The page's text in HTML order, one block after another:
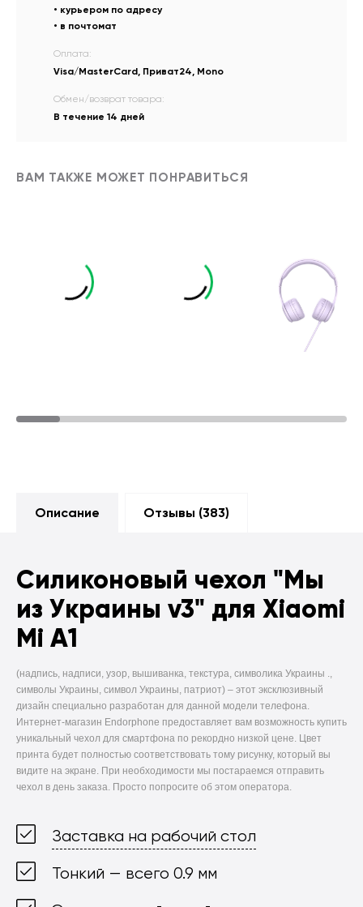
• курьером по адресу
• в почтомат
Оплата:
Visa/MasterCard, Приват24, Mono
Обмен/возврат товара:
В течение 14 дней
ВАМ ТАКЖЕ МОЖЕТ ПОНРАВИТЬСЯ
Описание Отзывы (383)
Силиконовый чехол "Мы
из Украины v3" для Xiaomi
Mi A1
(надпись, надписи, узор, вышиванка, текстура, символика Украины .,
символы Украины, символ Украины, патриот) – этот эксклюзивный
дизайн специально разработан для данной модели телефона.
Интернет-магазин Endorphone предоставляет вам возможность купить
уникальный чехол для смартфона по рекордно низкой цене. Цвет
принта будет полностью соответствовать тому рисунку, который вы
видите на экране. При необходимости мы постараемся отправить
чехол в день заказа. Просто попросите об этом оператора.
Заставка на рабочий стол
Тонкий — всего 0.9 мм